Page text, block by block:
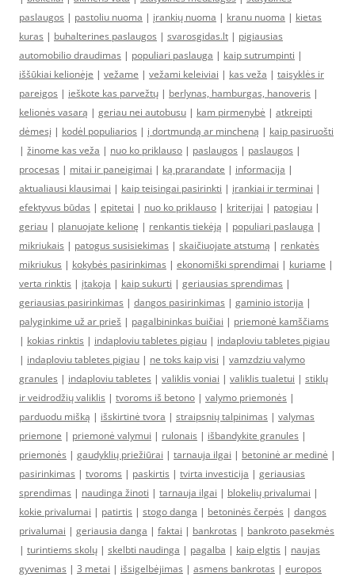
paslaugos | pastoliu nuoma | įrankių nuoma | kranu nuoma | kietas
kuras | buhalterines paslaugos | svarosgidas.lt | pigiausias
automobilio draudimas | populiari paslauga | kaip sutrumpinti |
iššūkiai kelionėje | vežame | vežami keleiviai | kas veža | taisyklės ir
pareigos | ieškote kas parvežtų | berlynas, hamburgas, hanoveris |
kelionės vasarą | geriau nei autobusu | kam pirmenybė | atkreipti
dėmesį | kodėl populiarios | į dortmundą ar mincheną | kaip pasiruošti
| žinome kas veža | nuo ko priklauso | paslaugos | paslaugos |
procesas | mitai ir paneigimai | ką prarandate | informacija |
aktualiausi klausimai | kaip teisingai pasirinkti | įrankiai ir terminai |
efektyvus būdas | epitetai | nuo ko priklauso | kriterijai | patogiau |
geriau | planuojate kelionę | renkantis tiekėją | populiari paslauga |
mikriukais | patogus susisiekimas | skaičiuojate atstumą | renkatės
mikriukus | kokybės pasirinkimas | ekonomiški sprendimai | kuriame |
verta rinktis | įtakoja | kaip sukurti | geriausias sprendimas |
geriausias pasirinkimas | dangos pasirinkimas | gaminio istorija |
palyginkime už ar prieš | pagalbininkas buičiai | priemonė kamščiams
| kokias rinktis | indaploviu tabletes pigiau | indaploviu tabletes pigiau
| indaploviu tabletes pigiau | ne toks kaip visi | vamzdziu valymo
granules | indaploviu tabletes | valiklis voniai | valiklis tualetui | stiklų
ir veidrodžių valiklis | tvoroms iš betono | valymo priemonės |
parduodu mišką | išskirtinė tvora | straipsnių talpinimas | valymas
priemone | priemonė valymui | rulonais | išbandykite granules |
priemonės | gaudyklių priežiūrai | tarnauja ilgai | betoninė ar medinė |
pasirinkimas | tvoroms | paskirtis | tvirta investicija | geriausias
sprendimas | naudinga žinoti | tarnauja ilgai | blokelių privalumai |
kokie privalumai | patirtis | stogo danga | betoninės čerpės | dangos
privalumai | geriausia danga | faktai | bankrotas | bankroto pasekmės
| turintiems skolų | skelbti naudinga | pagalba | kaip elgtis | naujas
gyvenimas | 3 metai | išsigelbėjimas | asmens bankrotas | europos